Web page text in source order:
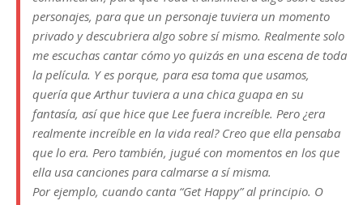
personajes, para que un personaje tuviera un momento
privado y descubriera algo sobre sí mismo. Realmente solo
me escuchas cantar cómo yo quizás en una escena de toda
la película. Y es porque, para esa toma que usamos,
quería que Arthur tuviera a una chica guapa en su
fantasía, así que hice que Lee fuera increíble. Pero ¿era
realmente increíble en la vida real? Creo que ella pensaba
que lo era. Pero también, jugué con momentos en los que
ella usa canciones para calmarse a sí misma.
Por ejemplo, cuando canta “Get Happy” al principio. O